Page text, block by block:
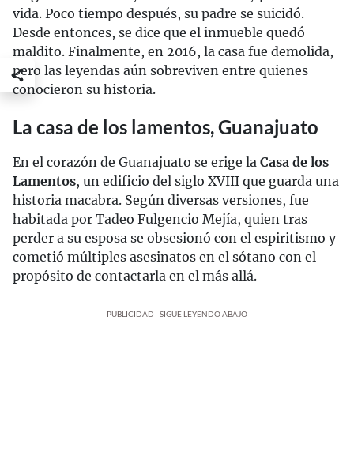
vida. Poco tiempo después, su padre se suicidó.
Desde entonces, se dice que el inmueble quedó
maldito. Finalmente, en 2016, la casa fue demolida,
pero las leyendas aún sobreviven entre quienes
conocieron su historia.
La casa de los lamentos, Guanajuato
En el corazón de Guanajuato se erige la Casa de los
Lamentos, un edificio del siglo XVIII que guarda una
historia macabra. Según diversas versiones, fue
habitada por Tadeo Fulgencio Mejía, quien tras
perder a su esposa se obsesionó con el espiritismo y
cometió múltiples asesinatos en el sótano con el
propósito de contactarla en el más allá.
PUBLICIDAD - SIGUE LEYENDO ABAJO